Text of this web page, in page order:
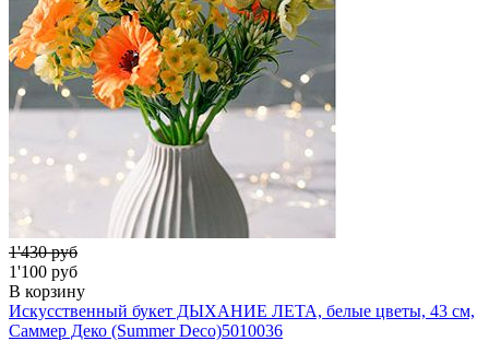
1'430 руб
1'100 руб
В корзину
Искусственный букет ДЫХАНИЕ ЛЕТА, белые цветы, 43 см,
Саммер Деко (Summer Deco)5010036